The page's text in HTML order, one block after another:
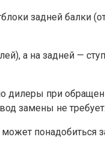
задней балки
а на задней —
дилеры при
замены не требует.
может